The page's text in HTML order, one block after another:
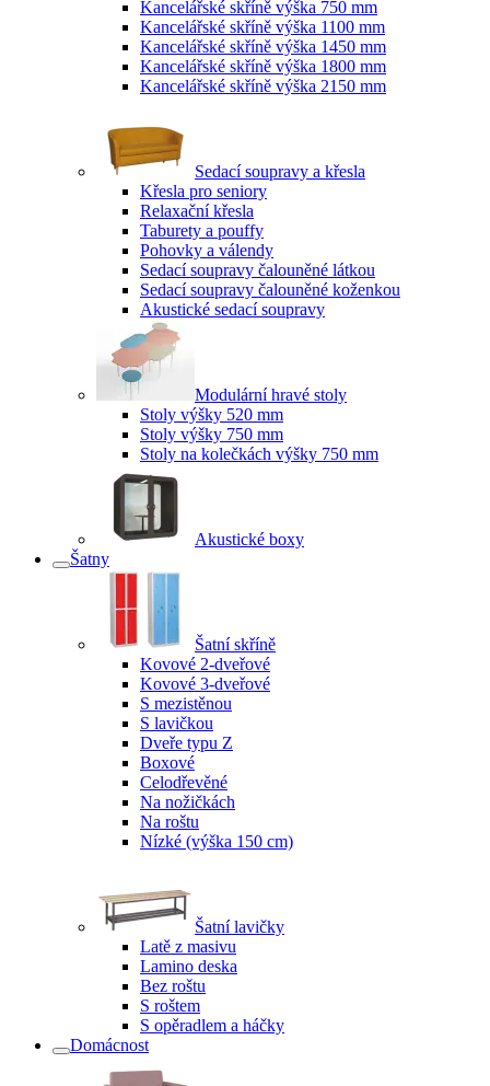
Kancelářské skříně výška 750 mm
Kancelářské skříně výška 1100 mm
Kancelářské skříně výška 1450 mm
Kancelářské skříně výška 1800 mm
Kancelářské skříně výška 2150 mm
Sedací soupravy a křesla
Křesla pro seniory
Relaxační křesla
Taburety a pouffy
Pohovky a válendy
Sedací soupravy čalouněné látkou
Sedací soupravy čalouněné koženkou
Akustické sedací soupravy
Modulární hravé stoly
Stoly výšky 520 mm
Stoly výšky 750 mm
Stoly na kolečkách výšky 750 mm
Akustické boxy
Šatny
Šatní skříně
Kovové 2-dveřové
Kovové 3-dveřové
S mezistěnou
S lavičkou
Dveře typu Z
Boxové
Celodřevěné
Na nožičkách
Na roštu
Nízké (výška 150 cm)
Šatní lavičky
Latě z masivu
Lamino deska
Bez roštu
S roštem
S opěradlem a háčky
Domácnost